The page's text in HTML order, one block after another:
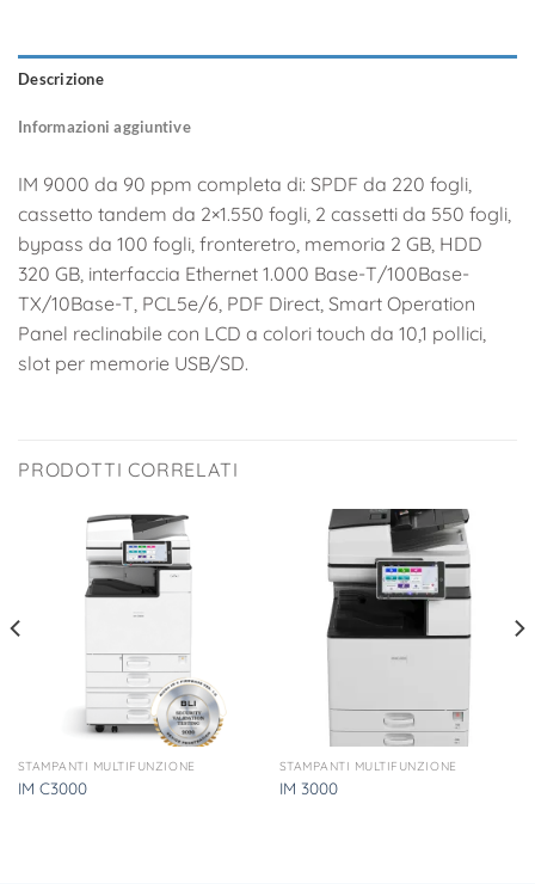
Descrizione
Informazioni aggiuntive
IM 9000 da 90 ppm completa di: SPDF da 220 fogli,
cassetto tandem da 2×1.550 fogli, 2 cassetti da 550 fogli,
bypass da 100 fogli, fronteretro, memoria 2 GB, HDD
320 GB, interfaccia Ethernet 1.000 Base-T/100Base-
TX/10Base-T, PCL5e/6, PDF Direct, Smart Operation
Panel reclinabile con LCD a colori touch da 10,1 pollici,
slot per memorie USB/SD.
PRODOTTI CORRELATI
STAMPANTI MULTIFUNZIONE
IM C3000
STAMPANTI MULTIFUNZIONE
IM 3000